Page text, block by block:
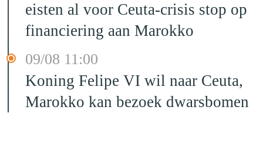
eisten al voor Ceuta-crisis stop op
financiering aan Marokko
09/08 11:00
Koning Felipe VI wil naar Ceuta,
Marokko kan bezoek dwarsbomen